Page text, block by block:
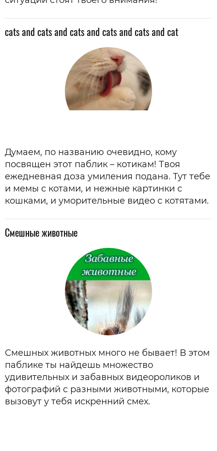
cats and cats and cats and cats and cats and cat
Думаем, по названию очевидно, кому
посвящен этот паблик – котикам! Твоя
ежедневная доза умиления подана. Тут тебе
и мемы с котами, и нежные картинки с
кошками, и уморительные видео с котятами.
Смешные животные
Смешных животных много не бывает! В этом
паблике ты найдешь множество
удивительных и забавных видеороликов и
фотографий с разными животными, которые
вызовут у тебя искренний смех.